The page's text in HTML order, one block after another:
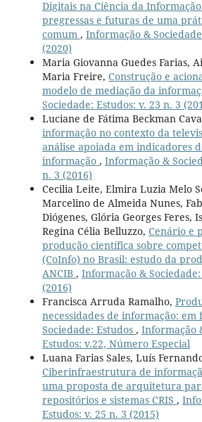
Digitais na Ciência da
pregressas e futuras de uma
comum , Informação &
(2020)
Maria Giovanna Guedes Farias,
Maria Freire, Construção e
modelo de mediação da
Sociedade: Estudos: v. 23 n. 3
Luciane de Fátima Beckman
informação no contexto da
análise apoiada em indicadores
informação , Informação &
n. 3 (2016)
Cecilia Leite, Elmira Luzia Melo
Marcelino de Almeida Nunes,
Diógenes, Glória Georges Feres,
Regina Célia Belluzzo, Cenário e
produção científica sobre
(CoInfo) no Brasil: estudo da
ANCIB , Informação &
(2016)
Francisca Arruda Ramalho,
necessidades de informação: em
Sociedade: Estudos , Informação
Estudos: v.22, Número Especial
Luana Farias Sales, Luís
Ciberinfraestrutura de
uma proposta de arquitetura
repositórios e sistemas CRIS ,
Estudos: v. 25 n. 3 (2015)